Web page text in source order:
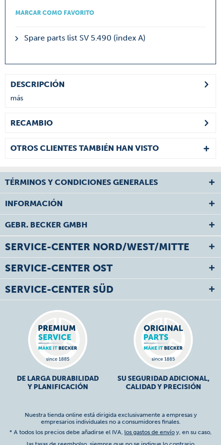
MARCAR COMO FAVORITO
Spare parts list SV 5.490 (index A)
DESCRIPCIÓN
más
RECAMBIO
OTROS CLIENTES TAMBIÉN HAN VISTO
TÉRMINOS Y CONDICIONES GENERALES
INFORMACIÓN
GEBR. BECKER GMBH
SERVICE-CENTER NORD/WEST/MITTE
SERVICE-CENTER OST
SERVICE-CENTER SÜD
DE LARGA DURABILIDAD
Y PLANIFICACIÓN
SU SEGURIDAD ADICIONAL,
CALIDAD Y PRECISIÓN
Nuestra tienda online está dirigida exclusivamente a empresas y
empresarios individuales no a consumidores finales.
* A todos los precios debe añadirse el IVA, los gastos de envío y, en su caso,